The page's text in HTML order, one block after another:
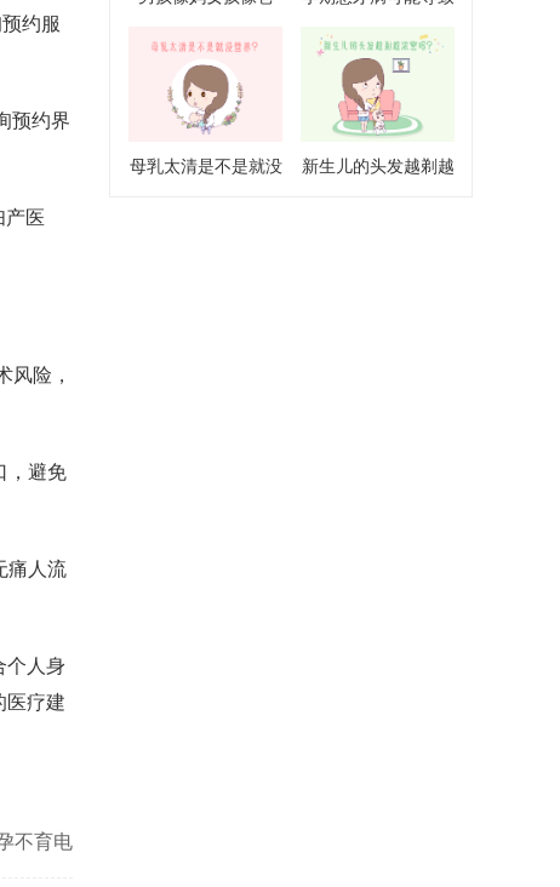
约服
预约界
医
险，
，避免
痛人流
人身
医疗建
不育电
流产是真的吗
母乳太清是不是就没
新生儿的头发越剃越